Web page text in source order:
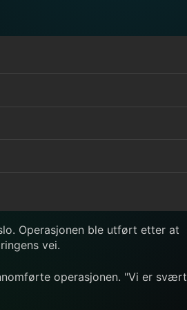
Operasjonen ble utført etter at
vei.
operasjonen. "Vi er svært